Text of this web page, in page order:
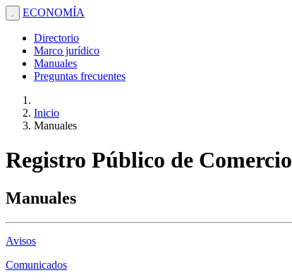
. ECONOMÍA
Directorio
Marco jurídico
Manuales
Preguntas frecuentes
Inicio
Manuales
Registro Público de Comercio
Manuales
Avisos
Comunicados